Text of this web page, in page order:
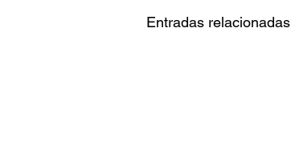
Entradas relacionadas